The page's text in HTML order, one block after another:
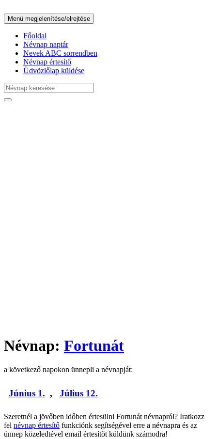
Menü megjelenítése/elrejtése
Főoldal
Névnap naptár
Nevek ABC sorrendben
Névnap értesítő
Üdvözlőlap küldése
Névnap: Fortunát
a következő napokon ünnepli a névnapját:
Június 1. , Július 12.
Szeretnél a jövőben időben értesülni Fortunát névnapról? Iratkozz
fel névnap értesítő funkciónk segítségével erre a névnapra és az
ünnep közeledtével email értesítőt küldünk számodra!